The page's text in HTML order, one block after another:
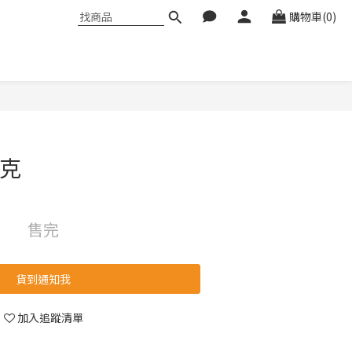
購物車(0)
售完
貨到通知我
加入追蹤清單